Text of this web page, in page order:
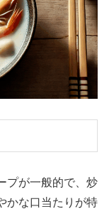
プが一般的で、炒
かな口当たりが特